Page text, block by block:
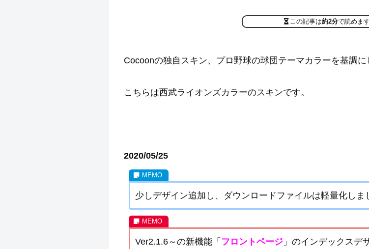
この記事は約2分で読めます
Cocoonの独自スキン、プロ野球の球団テーマカラーを基調に
こちらは西武ライオンズカラーのスキンです。
2020/05/25
少しデザイン追加し、ダウンロードファイルは軽量化しま
Ver2.1.6～の新機能「 フロントページ 」のインデックスデ